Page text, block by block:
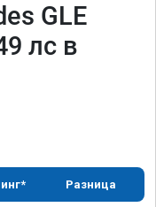
GLE
лс в
Разница